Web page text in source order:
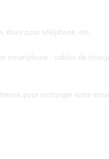
étuis pour téléphone, etc.
smartphone : cables de
pour recharger votre